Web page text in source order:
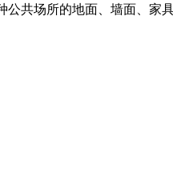
共场所的地面、墙面、